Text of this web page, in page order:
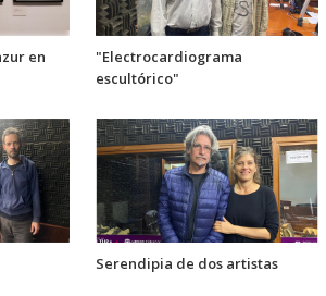
en
"Electrocardiograma
escultórico"
Serendipia de dos artistas